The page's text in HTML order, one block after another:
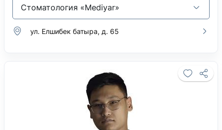
Стоматология «Mediyar»
ул. Елшибек батыра, д. 65